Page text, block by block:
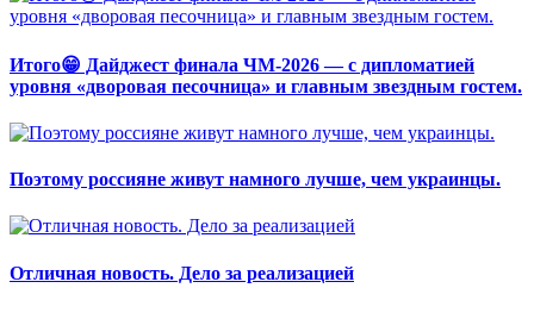
Итого😁 Дайджест финала ЧМ-2026 — с дипломатией
уровня «дворовая песочница» и главным звездным гостем.
Поэтому россияне живут намного лучше, чем украинцы.
Отличная новость. Дело за реализацией